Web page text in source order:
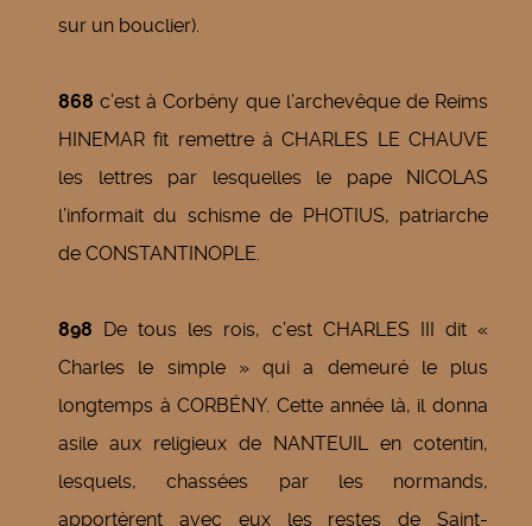
sur un bouclier).
868 c’est à Corbény que l’archevêque de Reims
HINEMAR fit remettre à CHARLES LE CHAUVE
les lettres par lesquelles le pape NICOLAS
l’informait du schisme de PHOTIUS, patriarche
de CONSTANTINOPLE.
898 De tous les rois, c’est CHARLES III dit «
Charles le simple » qui a demeuré le plus
longtemps à CORBÉNY. Cette année là, il donna
asile aux religieux de NANTEUIL en cotentin,
lesquels, chassées par les normands,
apportèrent avec eux les restes de Saint-